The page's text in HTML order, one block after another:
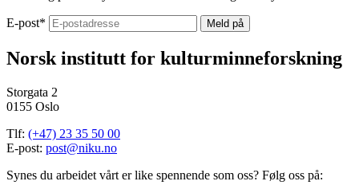
E-post*
Norsk institutt for kulturminneforskning
Storgata 2
0155 Oslo
Tlf: (+47) 23 35 50 00
E-post: post@niku.no
Synes du arbeidet vårt er like spennende som oss? Følg oss på: